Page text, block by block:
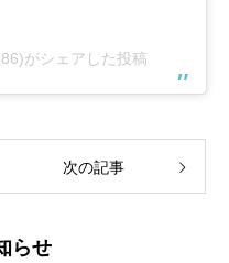
がシェアした投稿
次の記事
らせ